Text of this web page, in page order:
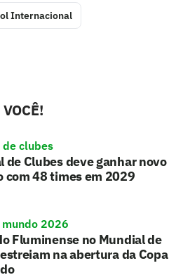
Internacional
clubes
de Clubes deve ganhar novo
com 48 times em 2029
2026
Fluminense no Mundial de
na abertura da Copa